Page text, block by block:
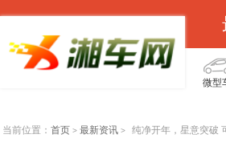
微型
当前位置： 首页 > 最新资讯 > 纯净开年，星意突破